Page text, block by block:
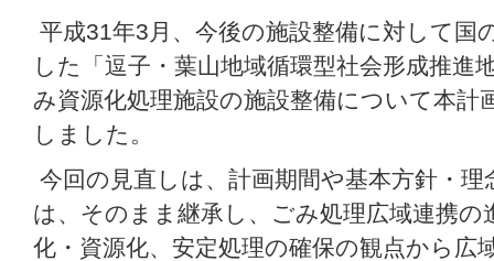
平成31年3月、今後の施設整備に対して国
した「逗子・葉山地域循環型社会形成推進
み資源化処理施設の施設整備について本計
しました。
今回の見直しは、計画期間や基本方針・
は、そのまま継承し、ごみ処理広域連携
化・資源化、安定処理の確保の観点から広